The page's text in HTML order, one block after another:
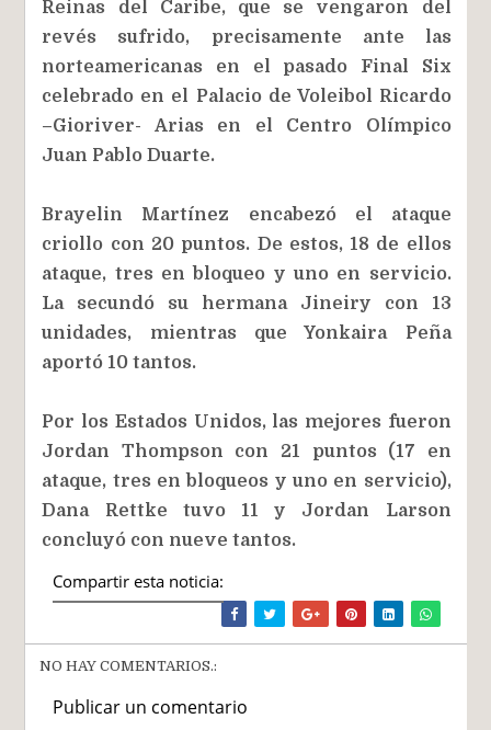
Reinas del Caribe, que se vengaron del
revés sufrido, precisamente ante las
norteamericanas en el pasado Final Six
celebrado en el Palacio de Voleibol Ricardo
–Gioriver- Arias en el Centro Olímpico
Juan Pablo Duarte.
Brayelin Martínez encabezó el ataque
criollo con 20 puntos. De estos, 18 de ellos
ataque, tres en bloqueo y uno en servicio.
La secundó su hermana Jineiry con 13
unidades, mientras que Yonkaira Peña
aportó 10 tantos.
Por los Estados Unidos, las mejores fueron
Jordan Thompson con 21 puntos (17 en
ataque, tres en bloqueos y uno en servicio),
Dana Rettke tuvo 11 y Jordan Larson
concluyó con nueve tantos.
Compartir esta noticia:
NO HAY COMENTARIOS.:
Publicar un comentario